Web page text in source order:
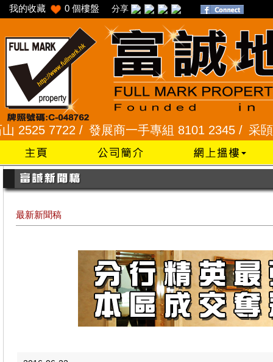
我的收藏 0 個樓盤 分享
7722 / 發展商一手專組 8101 2345 / 采頣花園
最新新聞稿